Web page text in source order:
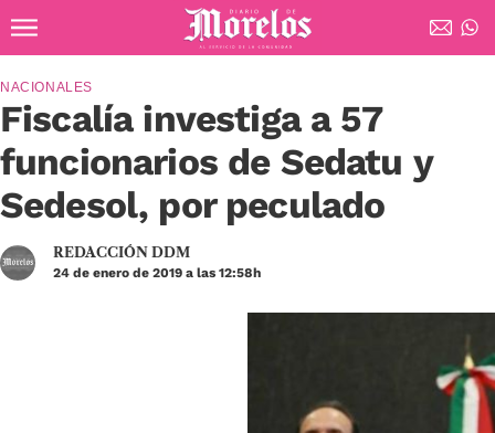
Diario de Morelos
Fiscalía investiga a 57
funcionarios de Sedatu y
Sedesol, por peculado
NACIONALES
REDACCIÓN DDM
24 de enero de 2019 a las 12:58h